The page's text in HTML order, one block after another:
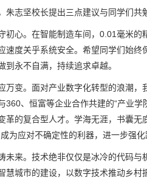
朱志坚校长提出三点建议与同学们共
初心。在智能制造车间，0.01毫米
速度关乎系统安全。希望同学们始终
到永不自满，持续追求卓越。
万变。面对产业数字化转型的浪潮
360、恒富等企业合作共建的“产业
革的复合型人才。学海无涯，书囊无
为应对不确定性的利器，进一步强
未来。技术绝非仅仅是冰冷的代码
慧城市的建设，以数字技术推动乡